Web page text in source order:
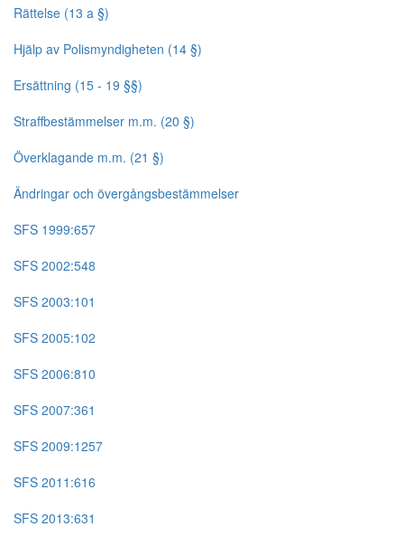
Rättelse (13 a §)
Hjälp av Polismyndigheten (14 §)
Ersättning (15 - 19 §§)
Straffbestämmelser m.m. (20 §)
Överklagande m.m. (21 §)
Ändringar och övergångsbestämmelser
SFS 1999:657
SFS 2002:548
SFS 2003:101
SFS 2005:102
SFS 2006:810
SFS 2007:361
SFS 2009:1257
SFS 2011:616
SFS 2013:631